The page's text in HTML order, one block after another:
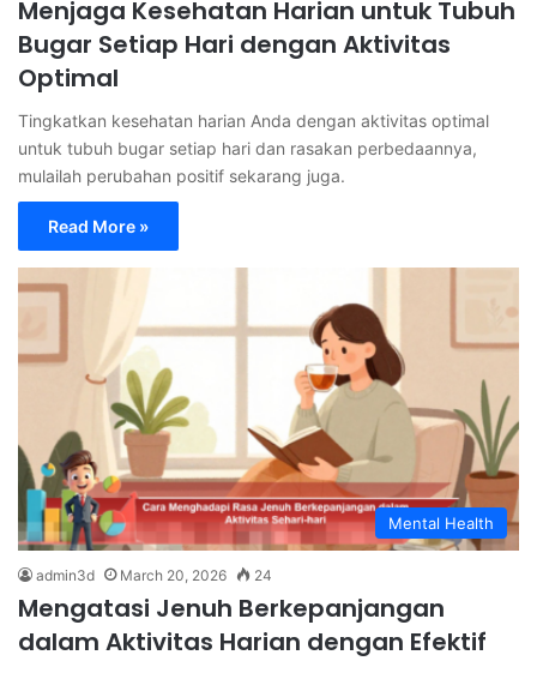
Menjaga Kesehatan Harian untuk Tubuh
Bugar Setiap Hari dengan Aktivitas
Optimal
Tingkatkan kesehatan harian Anda dengan aktivitas optimal
untuk tubuh bugar setiap hari dan rasakan perbedaannya,
mulailah perubahan positif sekarang juga.
Read More »
Mental Health
admin3d March 20, 2026 24
Mengatasi Jenuh Berkepanjangan
dalam Aktivitas Harian dengan Efektif